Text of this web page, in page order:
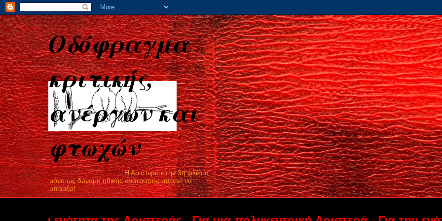
Οδόφραγμα
κριτικής,
ανέργων και
φτωχών
......................................Η Αριστερά στην 3η χιλιετία
μόνο ως δύναμη ηθικής ανατροπής μπορεί να
υπάρξει!